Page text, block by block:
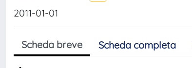
2011-01-01
Scheda breve Scheda completa